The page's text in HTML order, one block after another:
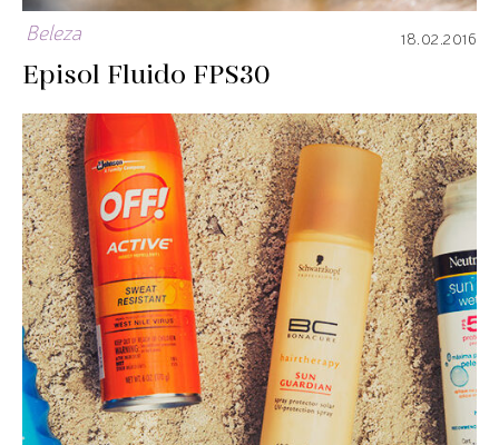
Beleza 18.02.2016
Episol Fluido FPS30